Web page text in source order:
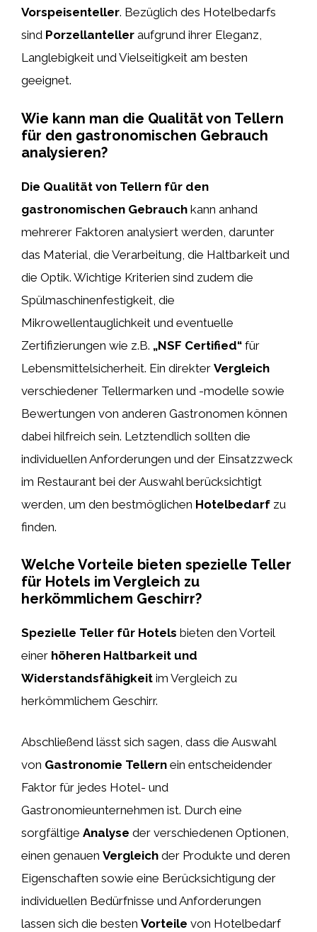
Vorspeisenteller. Bezüglich des Hotelbedarfs
sind Porzellanteller aufgrund ihrer Eleganz,
Langlebigkeit und Vielseitigkeit am besten
geeignet.
Wie kann man die Qualität von Tellern
für den gastronomischen Gebrauch
analysieren?
Die Qualität von Tellern für den
gastronomischen Gebrauch kann anhand
mehrerer Faktoren analysiert werden, darunter
das Material, die Verarbeitung, die Haltbarkeit und
die Optik. Wichtige Kriterien sind zudem die
Spülmaschinenfestigkeit, die
Mikrowellentauglichkeit und eventuelle
Zertifizierungen wie z.B. „NSF Certified“ für
Lebensmittelsicherheit. Ein direkter Vergleich
verschiedener Tellermarken und -modelle sowie
Bewertungen von anderen Gastronomen können
dabei hilfreich sein. Letztendlich sollten die
individuellen Anforderungen und der Einsatzzweck
im Restaurant bei der Auswahl berücksichtigt
werden, um den bestmöglichen Hotelbedarf zu
finden.
Welche Vorteile bieten spezielle Teller
für Hotels im Vergleich zu
herkömmlichem Geschirr?
Spezielle Teller für Hotels bieten den Vorteil
einer höheren Haltbarkeit und
Widerstandsfähigkeit im Vergleich zu
herkömmlichem Geschirr.
Abschließend lässt sich sagen, dass die Auswahl
von Gastronomie Tellern ein entscheidender
Faktor für jedes Hotel- und
Gastronomieunternehmen ist. Durch eine
sorgfältige Analyse der verschiedenen Optionen,
einen genauen Vergleich der Produkte und deren
Eigenschaften sowie eine Berücksichtigung der
individuellen Bedürfnisse und Anforderungen
lassen sich die besten Vorteile von Hotelbedarf